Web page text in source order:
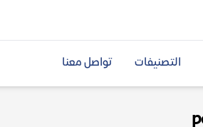
التصنيفات تواصل معنا